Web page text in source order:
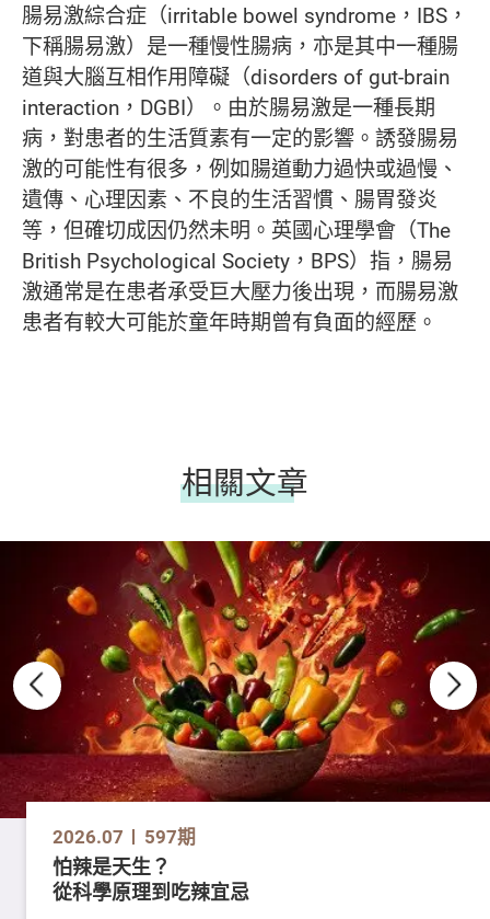
腸易激綜合症（irritable bowel syndrome，IBS，
下稱腸易激）是一種慢性腸病，亦是其中一種腸
道與大腦互相作用障礙（disorders of gut-brain
interaction，DGBI）。由於腸易激是一種長期
病，對患者的生活質素有一定的影響。誘發腸易
激的可能性有很多，例如腸道動力過快或過慢、
遺傳、心理因素、不良的生活習慣、腸胃發炎
等，但確切成因仍然未明。英國心理學會（The
British Psychological Society，BPS）指，腸易
激通常是在患者承受巨大壓力後出現，而腸易激
患者有較大可能於童年時期曾有負面的經歷。
相關文章
2026.07 597期
怕辣是天生？
從科學原理到吃辣宜忌